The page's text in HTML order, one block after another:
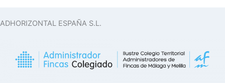
ADHORIZONTAL ESPAÑA S.L.